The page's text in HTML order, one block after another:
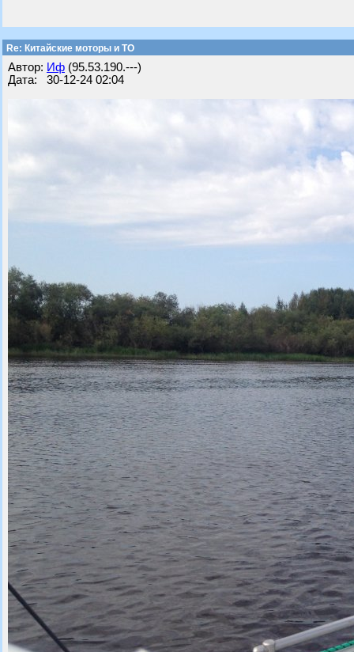
Re: Китайские моторы и ТО
Автор: Иф (95.53.190.---)
Дата: 30-12-24 02:04